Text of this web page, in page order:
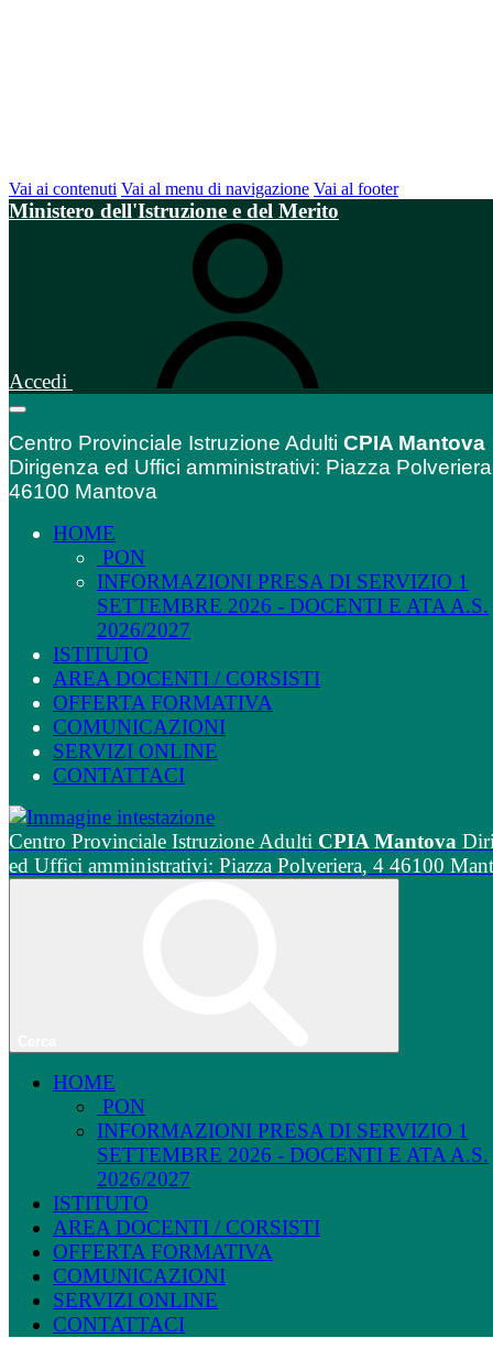
Vai ai contenuti Vai al menu di navigazione Vai al footer
Ministero dell'Istruzione e del Merito
Accedi
Centro Provinciale Istruzione Adulti CPIA Mantova
Dirigenza ed Uffici amministrativi: Piazza
46100 Mantova
HOME
PON
INFORMAZIONI PRESA DI SERVIZIO 1
SETTEMBRE 2026 - DOCENTI E ATA A.S.
2026/2027
ISTITUTO
AREA DOCENTI / CORSISTI
OFFERTA FORMATIVA
COMUNICAZIONI
SERVIZI ONLINE
CONTATTACI
Centro Provinciale Istruzione Adulti CPIA Mantova
ed Uffici amministrativi: Piazza Polveriera, 4 46100
HOME
PON
INFORMAZIONI PRESA DI SERVIZIO 1
SETTEMBRE 2026 - DOCENTI E ATA A.S.
2026/2027
ISTITUTO
AREA DOCENTI / CORSISTI
OFFERTA FORMATIVA
COMUNICAZIONI
SERVIZI ONLINE
CONTATTACI